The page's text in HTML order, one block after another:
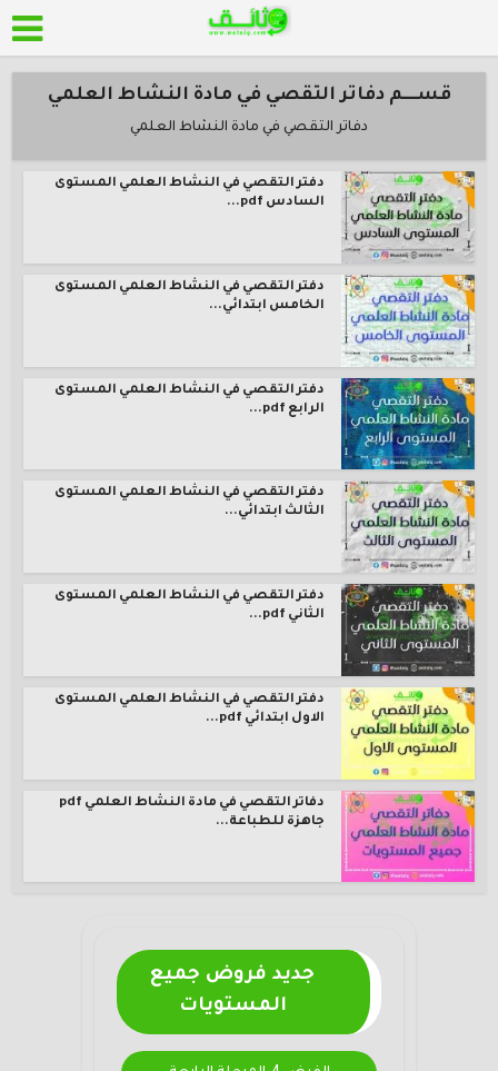
قســــم دفاتر التقصي في مادة النشاط العلمي
دفاتر التقصي في مادة النشاط العلمي
دفتر التقصي في النشاط العلمي المستوى
السادس pdf...
دفتر التقصي في النشاط العلمي المستوى
الخامس ابتدائي...
دفتر التقصي في النشاط العلمي المستوى
الرابع pdf...
دفتر التقصي في النشاط العلمي المستوى
الثالث ابتدائي...
دفتر التقصي في النشاط العلمي المستوى
الثاني pdf...
دفتر التقصي في النشاط العلمي المستوى
الاول ابتدائي pdf...
دفاتر التقصي في مادة النشاط العلمي pdf
جاهزة للطباعة...
جديد فروض جميع
المستويات